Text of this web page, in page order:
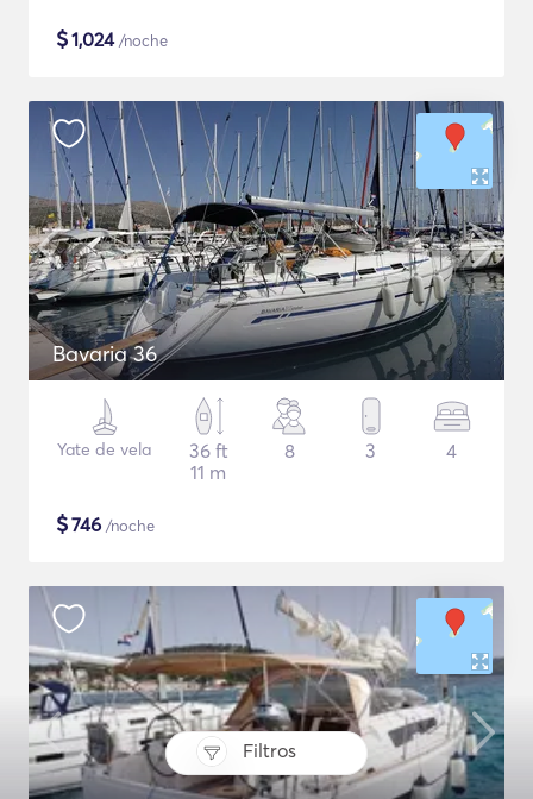
Filtros
$1,024/noche
Bavaria 36
Yate de vela
36 ft
11 m
8 3 4
$746 /noche